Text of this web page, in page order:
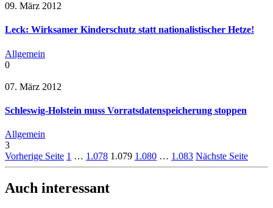
09. März 2012
Leck: Wirksamer Kinderschutz statt nationalistischer Hetze!
Allgemein
0
07. März 2012
Schleswig-Holstein muss Vorratsdatenspeicherung stoppen
Allgemein
3
Vorherige Seite 1 … 1.078 1.079 1.080 … 1.083 Nächste Seite
Auch interessant